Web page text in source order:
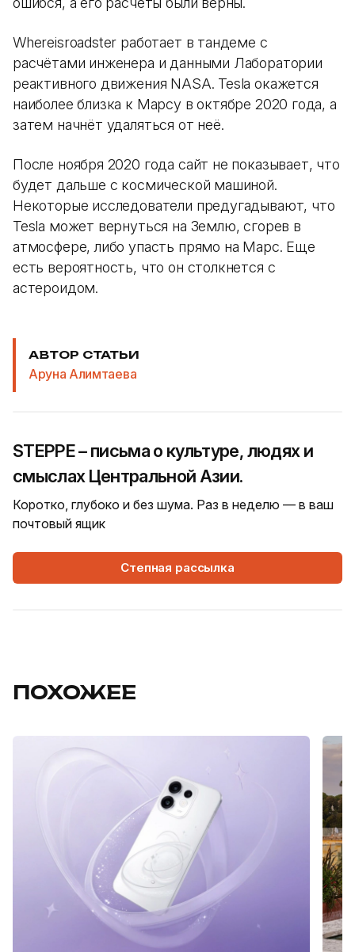
Whereisroadster работает в тандеме с
расчётами инженера и данными Лаборатории
реактивного движения NASA. Tesla окажется
наиболее близка к Марсу в октябре 2020 года, а
затем начнёт удаляться от неё.
После ноября 2020 года сайт не показывает, что
будет дальше с космической машиной.
Некоторые исследователи предугадывают, что
Tesla может вернуться на Землю, сгорев в
атмосфере, либо упасть прямо на Марс. Еще
есть вероятность, что он столкнется с
астероидом.
АВТОР СТАТЬИ
Аруна Алимтаева
STEPPE – письма о культуре, людях и
смыслах Центральной Азии.
Коротко, глубоко и без шума. Раз в неделю — в ваш
почтовый ящик
Степная рассылка
ПОХОЖЕЕ